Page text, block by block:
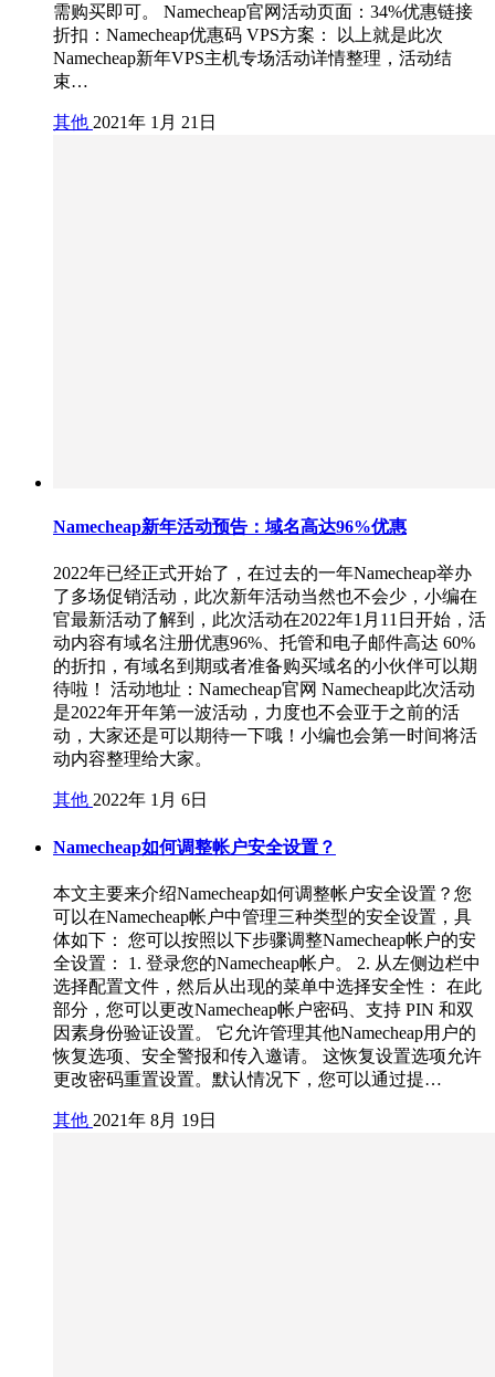
需购买即可。 Namecheap官网活动页面：34%优惠链接
折扣：Namecheap优惠码 VPS方案： 以上就是此次
Namecheap新年VPS主机专场活动详情整理，活动结
束…
其他 2021年 1月 21日
Namecheap新年活动预告：域名高达96%优惠
2022年已经正式开始了，在过去的一年Namecheap举办
了多场促销活动，此次新年活动当然也不会少，小编在
官最新活动了解到，此次活动在2022年1月11日开始，活
动内容有域名注册优惠96%、托管和电子邮件高达 60%
的折扣，有域名到期或者准备购买域名的小伙伴可以期
待啦！ 活动地址：Namecheap官网 Namecheap此次活动
是2022年开年第一波活动，力度也不会亚于之前的活
动，大家还是可以期待一下哦！小编也会第一时间将活
动内容整理给大家。
其他 2022年 1月 6日
Namecheap如何调整帐户安全设置？
本文主要来介绍Namecheap如何调整帐户安全设置？您
可以在Namecheap帐户中管理三种类型的安全设置，具
体如下： 您可以按照以下步骤调整Namecheap帐户的安
全设置： 1. 登录您的Namecheap帐户。 2. 从左侧边栏中
选择配置文件，然后从出现的菜单中选择安全性： 在此
部分，您可以更改Namecheap帐户密码、支持 PIN 和双
因素身份验证设置。 它允许管理其他Namecheap用户的
恢复选项、安全警报和传入邀请。 这恢复设置选项允许
更改密码重置设置。默认情况下，您可以通过提…
其他 2021年 8月 19日